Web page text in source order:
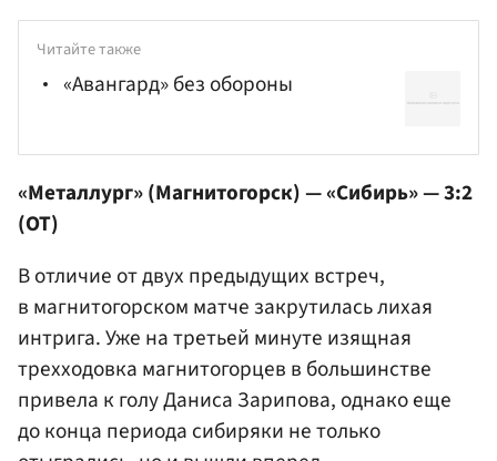
Читайте также
«Авангард» без обороны
«Металлург» (Магнитогорск) — «Сибирь» — 3:2
(ОТ)
В отличие от двух предыдущих встреч,
в магнитогорском матче закрутилась лихая
интрига. Уже на третьей минуте изящная
трехходовка магнитогорцев в большинстве
привела к голу Даниса Зарипова, однако еще
до конца периода сибиряки не только